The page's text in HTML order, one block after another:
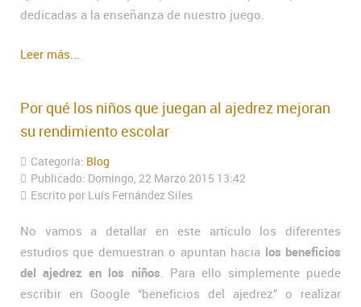
dedicadas a la enseñanza de nuestro juego.
Leer más...
Por qué los niños que juegan al ajedrez mejoran
su rendimiento escolar
Categoría: Blog
Publicado: Domingo, 22 Marzo 2015 13:42
Escrito por Luís Fernández Siles
No vamos a detallar en este artículo los diferentes
estudios que demuestran o apuntan hacia los beneficios
del ajedrez en los niños. Para ello simplemente puede
escribir en Google “beneficios del ajedrez” o realizar